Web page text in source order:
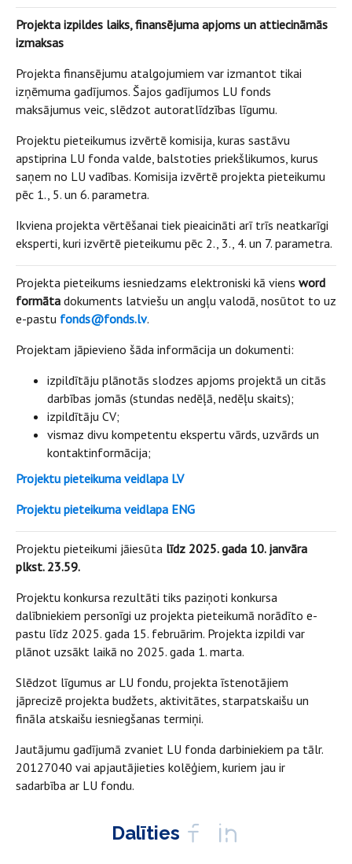
Projekta izpildes laiks, finansējuma apjoms un attiecināmās
izmaksas
Projekta finansējumu atalgojumiem var izmantot tikai
izņēmuma gadījumos. Šajos gadījumos LU fonds
maksājumus veic, slēdzot autoratlīdzības līgumu.
Projektu pieteikumus izvērtē komisija, kuras sastāvu
apstiprina LU fonda valde, balstoties priekšlikumos, kurus
saņem no LU vadības. Komisija izvērtē projekta pieteikumu
pēc 1., 5. un 6. parametra.
Ikviena projekta vērtēšanai tiek pieaicināti arī trīs neatkarīgi
eksperti, kuri izvērtē pieteikumu pēc 2., 3., 4. un 7. parametra.
Projekta pieteikums iesniedzams elektroniski kā viens word
formāta dokuments latviešu un angļu valodā, nosūtot to uz
e-pastu fonds@fonds.lv.
Projektam jāpievieno šāda informācija un dokumenti:
izpildītāju plānotās slodzes apjoms projektā un citās
darbības jomās (stundas nedēļā, nedēļu skaits);
izpildītāju CV;
vismaz divu kompetentu ekspertu vārds, uzvārds un
kontaktinformācija;
Projektu pieteikuma veidlapa LV
Projektu pieteikuma veidlapa ENG
Projektu pieteikumi jāiesūta līdz 2025. gada 10. janvāra
plkst. 23.59.
Projektu konkursa rezultāti tiks paziņoti konkursa
dalībniekiem personīgi uz projekta pieteikumā norādīto e-
pastu līdz 2025. gada 15. februārim. Projekta izpildi var
plānot uzsākt laikā no 2025. gada 1. marta.
Slēdzot līgumus ar LU fondu, projekta īstenotājiem
jāprecizē projekta budžets, aktivitātes, starpatskaišu un
fināla atskaišu iesniegšanas termiņi.
Jautājumu gadījumā zvaniet LU fonda darbiniekiem pa tālr.
20127040 vai apjautājieties kolēģiem, kuriem jau ir
sadarbība ar LU fondu.
Dalīties